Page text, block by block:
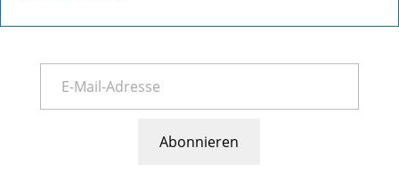
Abonnieren